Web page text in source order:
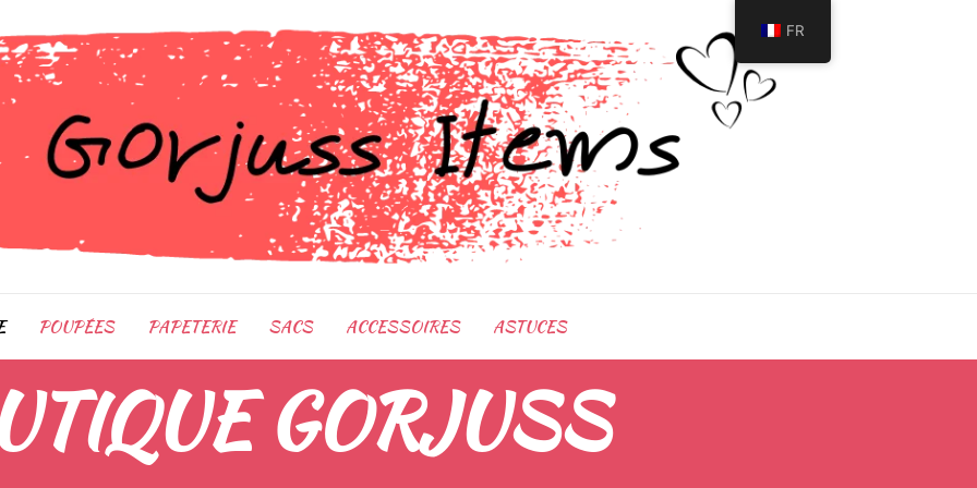
POUPÉES PAPETERIE SACS ACCESSOIRES ASTUCES
GORJUSS
FR